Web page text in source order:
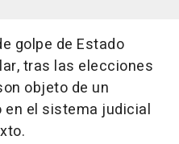
golpe de Estado
tras las elecciones
objeto de un
el sistema judicial